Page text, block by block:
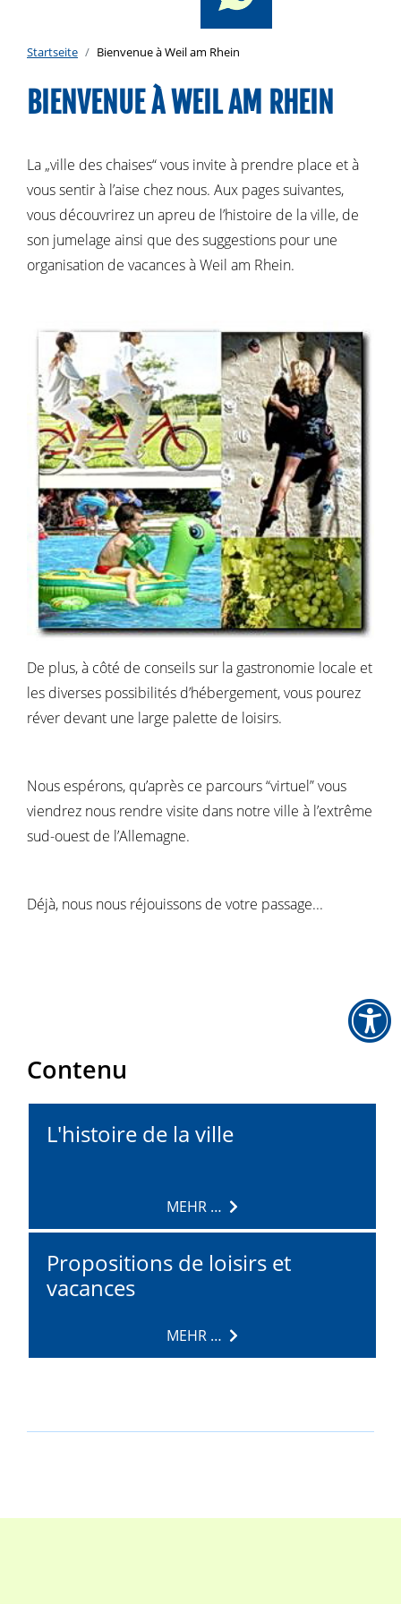
Startseite Bienvenue à Weil am Rhein
BIENVENUE À WEIL AM RHEIN
La „ville des chaises“ vous invite à prendre place et à
vous sentir à l’aise chez nous. Aux pages suivantes,
vous découvrirez un apreu de l’histoire de la ville, de
son jumelage ainsi que des suggestions pour une
organisation de vacances à Weil am Rhein.
De plus, à côté de conseils sur la gastronomie locale et
les diverses possibilités d’hébergement, vous pourez
réver devant une large palette de loisirs.
Nous espérons, qu’après ce parcours “virtuel” vous
viendrez nous rendre visite dans notre ville à l’extrême
sud-ouest de l’Allemagne.
Déjà, nous nous réjouissons de votre passage...
Contenu
L'histoire de la ville
MEHR …
Propositions de loisirs et
vacances
MEHR …